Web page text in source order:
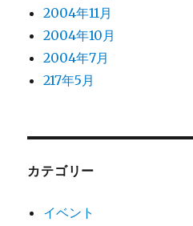
2004年11月
2004年10月
2004年7月
217年5月
カテゴリー
イベント